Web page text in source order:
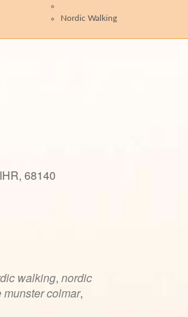
Nordic Walking
68140
walking, nordic
colmar,